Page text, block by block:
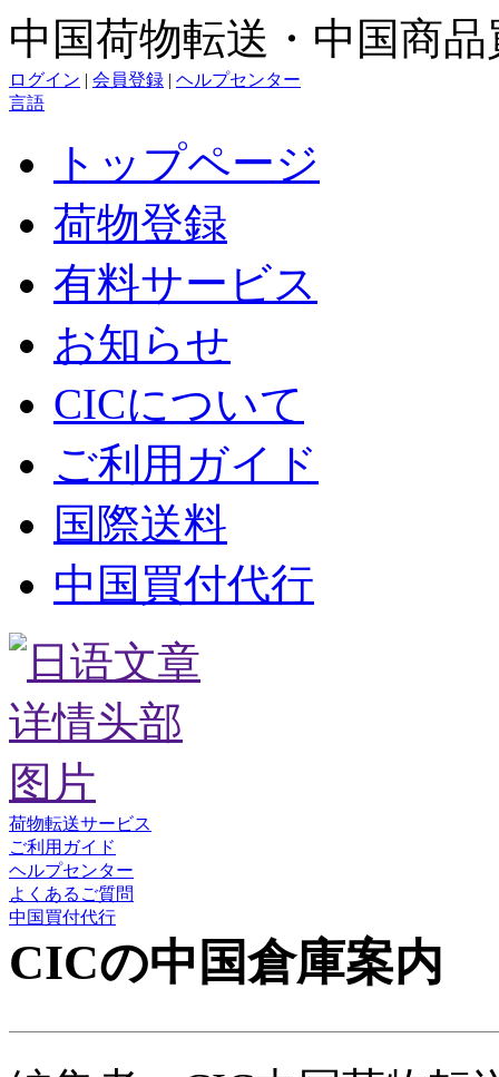
中国荷物転送・中国商
ログイン | 会員登録 | ヘルプセンター
言語
トップページ
荷物登録
有料サービス
お知らせ
CICについて
ご利用ガイド
国際送料
中国買付代行
荷物転送サービス
ご利用ガイド
ヘルプセンター
よくあるご質問
中国買付代行
CICの中国倉庫案内